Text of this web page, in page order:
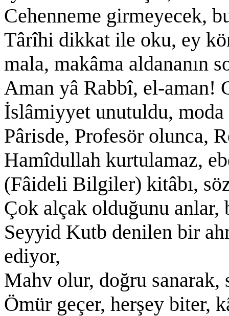
Cehenneme girmeyecek,
Târîhi dikkat ile oku, ey
mala, makâma aldananın
Aman yâ Rabbî, el-aman!
İslâmiyyet unutuldu,
Pârisde, Profesör olunca,
Hamîdullah kurtulamaz,
(Fâideli Bilgiler) kitâbı,
Çok alçak olduğunu anlar,
Seyyid Kutb denilen bir
ediyor,
Mahv olur, doğru sanarak,
Ömür geçer, herşey biter,